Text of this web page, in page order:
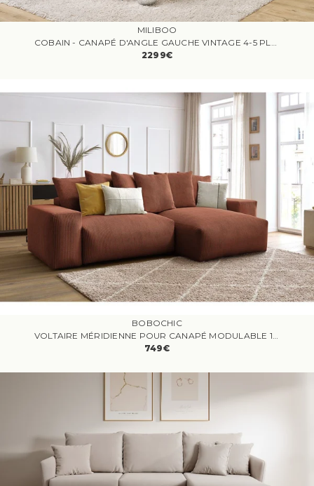
MILIBOO
2299€
BOBOCHIC
749€